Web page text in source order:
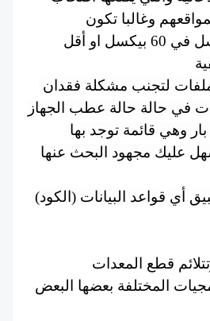
أقل
عليك مجهود البحث عنها